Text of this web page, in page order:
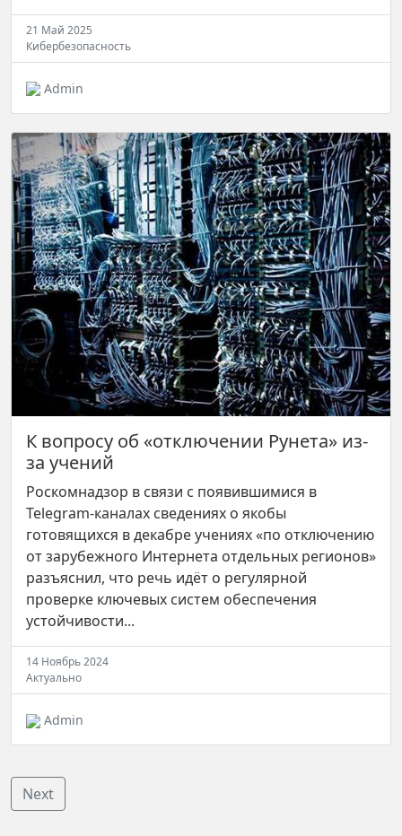
21 Май 2025
Кибербезопасность
Admin
К вопросу об «отключении Рунета» из-
за учений
Роскомнадзор в связи с появившимися в
Telegram-каналах сведениях о якобы
готовящихся в декабре учениях «по отключению
от зарубежного Интернета отдельных регионов»
разъяснил, что речь идёт о регулярной
проверке ключевых систем обеспечения
устойчивости...
14 Ноябрь 2024
Актуально
Admin
Next